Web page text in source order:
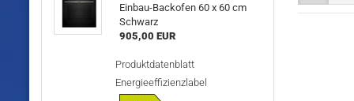
Einbau-Backofen 60 x 60 cm
Schwarz
905,00 EUR
Produktdatenblatt
Energieeffizienzlabel